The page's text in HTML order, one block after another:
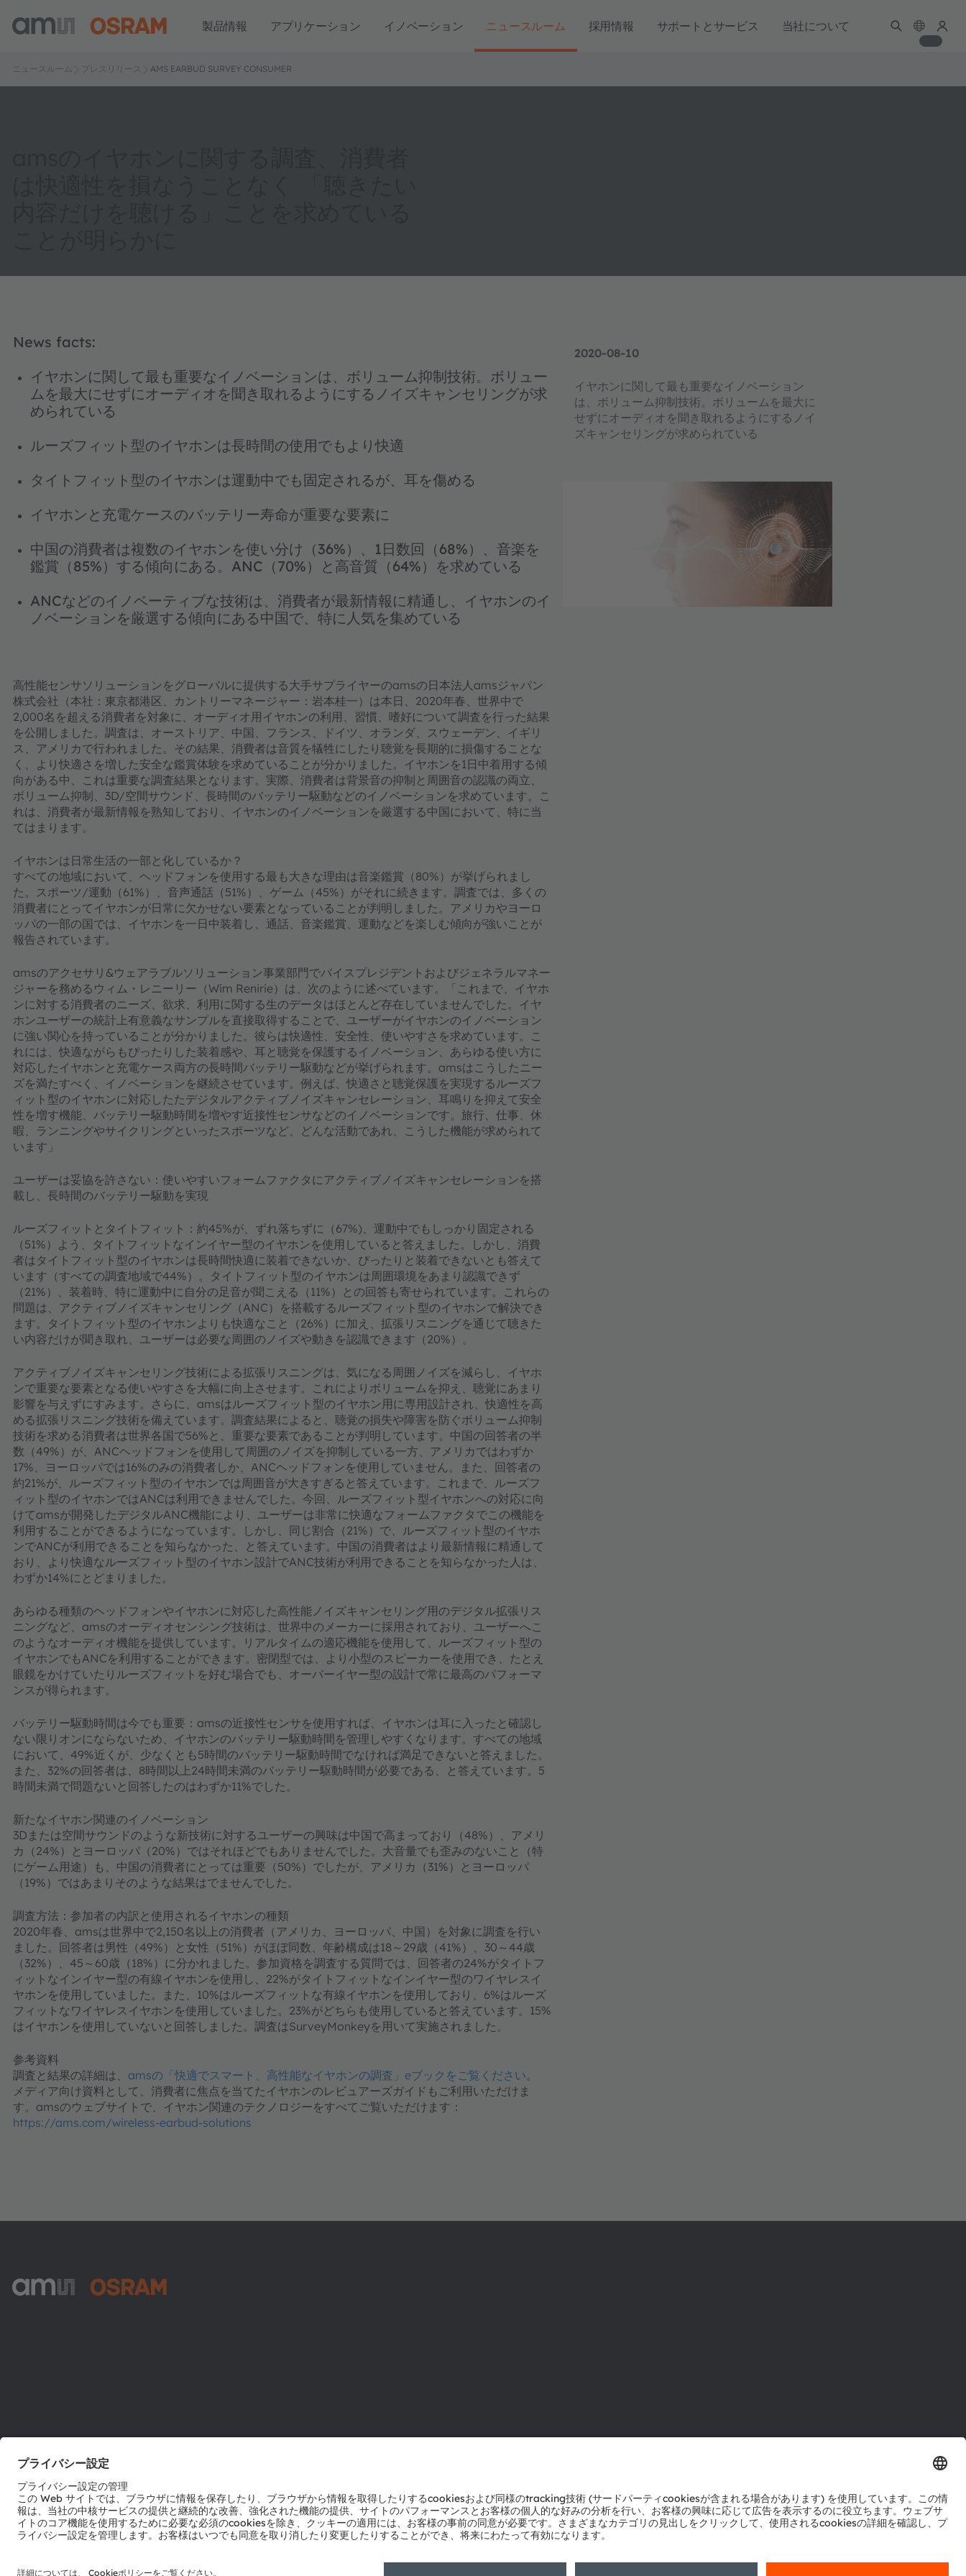
製品情報 アプリケーション イノベーション ニュースルーム 採用情報 サポートとサービス 当社について
ニュースルーム プレスリリース AMS EARBUD SURVEY CONSUMER
2020-08-10
イヤホンに関して最も重要なイノベーション
は、ボリューム抑制技術。ボリュームを最大に
せずにオーディオを聞き取れるようにするノイ
ズキャンセリングが求められている
News facts:
イヤホンに関して最も重要なイノベーションは、ボリューム抑制技術。ボリュー
ムを最大にせずにオーディオを聞き取れるようにするノイズキャンセリングが求
められている
ルーズフィット型のイヤホンは長時間の使用でもより快適
タイトフィット型のイヤホンは運動中でも固定されるが、耳を傷める
イヤホンと充電ケースのバッテリー寿命が重要な要素に
中国の消費者は複数のイヤホンを使い分け（36%）、1日数回（68%）、音楽を
鑑賞（85%）する傾向にある。ANC（70%）と高音質（64%）を求めている
ANCなどのイノベーティブな技術は、消費者が最新情報に精通し、イヤホンのイ
ノベーションを厳選する傾向にある中国で、特に人気を集めている
高性能センサソリューションをグローバルに提供する大手サプライヤーのamsの日本法人amsジャパン
株式会社（本社：東京都港区、カントリーマネージャー：岩本桂一）は本日、2020年春、世界中で
2,000名を超える消費者を対象に、オーディオ用イヤホンの利用、習慣、嗜好について調査を行った結果
を公開しました。調査は、オーストリア、中国、フランス、ドイツ、オランダ、スウェーデン、イギリ
ス、アメリカで行われました。その結果、消費者は音質を犠牲にしたり聴覚を長期的に損傷することな
く、より快適さを増した安全な鑑賞体験を求めていることが分かりました。イヤホンを1日中着用する傾
向がある中、これは重要な調査結果となります。実際、消費者は背景音の抑制と周囲音の認識の両立、
ボリューム抑制、3D/空間サウンド、長時間のバッテリー駆動などのイノベーションを求めています。こ
れは、消費者が最新情報を熟知しており、イヤホンのイノベーションを厳選する中国において、特に当
てはまります。
イヤホンは日常生活の一部と化しているか？
すべての地域において、ヘッドフォンを使用する最も大きな理由は音楽鑑賞（80%）が挙げられまし
た。スポーツ/運動（61%）、音声通話（51%）、ゲーム（45%）がそれに続きます。調査では、多くの
消費者にとってイヤホンが日常に欠かせない要素となっていることが判明しました。アメリカやヨーロ
ッパの一部の国では、イヤホンを一日中装着し、通話、音楽鑑賞、運動などを楽しむ傾向が強いことが
報告されています。
amsのアクセサリ&ウェアラブルソリューション事業部門でバイスプレジデントおよびジェネラルマネー
ジャーを務めるウィム・レニーリー（Wim Renirie）は、次のように述べています。「これまで、イヤホ
ンに対する消費者のニーズ、欲求、利用に関する生のデータはほとんど存在していませんでした。イヤ
ホンユーザーの統計上有意義なサンプルを直接取得することで、ユーザーがイヤホンのイノベーション
に強い関心を持っていることが分かりました。彼らは快適性、安全性、使いやすさを求めています。こ
れには、快適ながらもぴったりした装着感や、耳と聴覚を保護するイノベーション、あらゆる使い方に
対応したイヤホンと充電ケース両方の長時間バッテリー駆動などが挙げられます。amsはこうしたニー
ズを満たすべく、イノベーションを継続させています。例えば、快適さと聴覚保護を実現するルーズフ
ィット型のイヤホンに対応したたデジタルアクティブノイズキャンセレーション、耳鳴りを抑えて安全
性を増す機能、バッテリー駆動時間を増やす近接性センサなどのイノベーションです。旅行、仕事、休
暇、ランニングやサイクリングといったスポーツなど、どんな活動であれ、こうした機能が求められて
います」
ユーザーは妥協を許さない：使いやすいフォームファクタにアクティブノイズキャンセレーションを搭
載し、長時間のバッテリー駆動を実現
ルーズフィットとタイトフィット：約45%が、ずれ落ちずに（67%)、運動中でもしっかり固定される
（51%）よう、タイトフィットなインイヤー型のイヤホンを使用していると答えました。しかし、消費
者はタイトフィット型のイヤホンは長時間快適に装着できないか、ぴったりと装着できないとも答えて
います（すべての調査地域で44%）。タイトフィット型のイヤホンは周囲環境をあまり認識できず
（21%）、装着時、特に運動中に自分の足音が聞こえる（11%）との回答も寄せられています。これらの
問題は、アクティブノイズキャンセリング（ANC）を搭載するルーズフィット型のイヤホンで解決でき
ます。タイトフィット型のイヤホンよりも快適なこと（26%）に加え、拡張リスニングを通じて聴きた
い内容だけが聞き取れ、ユーザーは必要な周囲のノイズや動きを認識できます（20%）。
アクティブノイズキャンセリング技術による拡張リスニングは、気になる周囲ノイズを減らし、イヤホ
ンで重要な要素となる使いやすさを大幅に向上させます。これによりボリュームを抑え、聴覚にあまり
影響を与えずにすみます。さらに、amsはルーズフィット型のイヤホン用に専用設計され、快適性を高
める拡張リスニング技術を備えています。調査結果によると、聴覚の損失や障害を防ぐボリューム抑制
技術を求める消費者は世界各国で56%と、重要な要素であることが判明しています。中国の回答者の半
数（49%）が、ANCヘッドフォンを使用して周囲のノイズを抑制している一方、アメリカではわずか
17%、ヨーロッパでは16%のみの消費者しか、ANCヘッドフォンを使用していません。また、回答者の
約21%が、ルーズフィット型のイヤホンでは周囲音が大きすぎると答えています。これまで、ルーズフ
ィット型のイヤホンではANCは利用できませんでした。今回、ルーズフィット型イヤホンへの対応に向
けてamsが開発したデジタルANC機能により、ユーザーは非常に快適なフォームファクタでこの機能を
利用することができるようになっています。しかし、同じ割合（21%）で、ルーズフィット型のイヤホ
ンでANCが利用できることを知らなかった、と答えています。中国の消費者はより最新情報に精通して
おり、より快適なルーズフィット型のイヤホン設計でANC技術が利用できることを知らなかった人は、
わずか14%にとどまりました。
あらゆる種類のヘッドフォンやイヤホンに対応した高性能ノイズキャンセリング用のデジタル拡張リス
ニングなど、amsのオーディオセンシング技術は、世界中のメーカーに採用されており、ユーザーへこ
のようなオーディオ機能を提供しています。リアルタイムの適応機能を使用して、ルーズフィット型の
イヤホンでもANCを利用することができます。密閉型では、より小型のスピーカーを使用でき、たとえ
眼鏡をかけていたりルーズフィットを好む場合でも、オーバーイヤー型の設計で常に最高のパフォーマ
ンスが得られます。
バッテリー駆動時間は今でも重要：amsの近接性センサを使用すれば、イヤホンは耳に入ったと確認し
ない限りオンにならないため、イヤホンのバッテリー駆動時間を管理しやすくなります。すべての地域
において、49%近くが、少なくとも5時間のバッテリー駆動時間でなければ満足できないと答えました。
また、32%の回答者は、8時間以上24時間未満のバッテリー駆動時間が必要である、と答えています。5
時間未満で問題ないと回答したのはわずか11%でした。
新たなイヤホン関連のイノベーション
3Dまたは空間サウンドのような新技術に対するユーザーの興味は中国で高まっており（48%）、アメリ
カ（24%）とヨーロッパ（20%）ではそれほどでもありませんでした。大音量でも歪みのないこと（特
にゲーム用途）も、中国の消費者にとっては重要（50%）でしたが、アメリカ（31%）とヨーロッパ
（19%）ではあまりそのような結果はでませんでした。
調査方法：参加者の内訳と使用されるイヤホンの種類
2020年春、amsは世界中で2,150名以上の消費者（アメリカ、ヨーロッパ、中国）を対象に調査を行い
ました。回答者は男性（49%）と女性（51%）がほぼ同数、年齢構成は18～29歳（41%）、30～44歳
（32%）、45～60歳（18%）に分かれました。参加資格を調査する質問では、回答者の24%がタイトフ
ィットなインイヤー型の有線イヤホンを使用し、22%がタイトフィットなインイヤー型のワイヤレスイ
ヤホンを使用していました。また、10%はルーズフィットな有線イヤホンを使用しており、6%はルーズ
フィットなワイヤレスイヤホンを使用していました。23%がどちらも使用していると答えています。15%
はイヤホンを使用していないと回答しました。調査はSurveyMonkeyを用いて実施されました。
参考資料
調査と結果の詳細は、 amsの「快適でスマート、高性能なイヤホンの調査」eブックをご覧ください。
メディア向け資料として、消費者に焦点を当てたイヤホンのレビュアーズガイドもご利用いただけま
す。amsのウェブサイトで、イヤホン関連のテクノロジーをすべてご覧いただけます：
https://ams.com/wireless-earbud-solutions
採用情報
テクニカルサポート